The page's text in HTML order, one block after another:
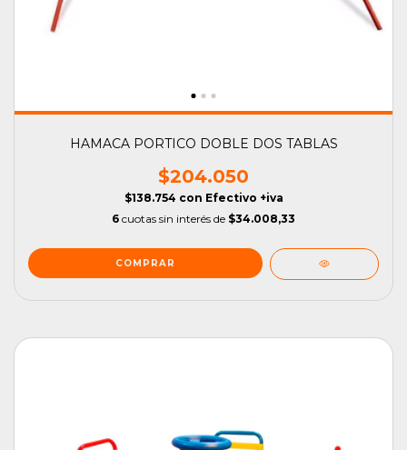
HAMACA PORTICO DOBLE DOS TABLAS
$204.050
$138.754 con Efectivo +iva
6 cuotas sin interés de $34.008,33